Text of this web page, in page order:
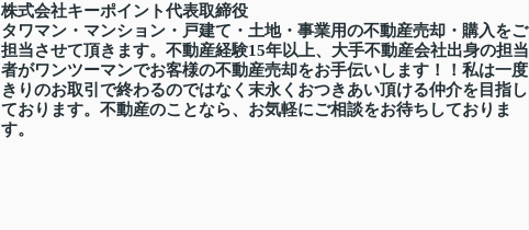
株式会社キーポイント代表取締役
タワマン・マンション・戸建て・土地・事業用の不動産売却・購入をご
担当させて頂きます。不動産経験15年以上、大手不動産会社出身の担当
者がワンツーマンでお客様の不動産売却をお手伝いします！！私は一度
きりのお取引で終わるのではなく末永くおつきあい頂ける仲介を目指し
ております。不動産のことなら、お気軽にご相談をお待ちしておりま
す。